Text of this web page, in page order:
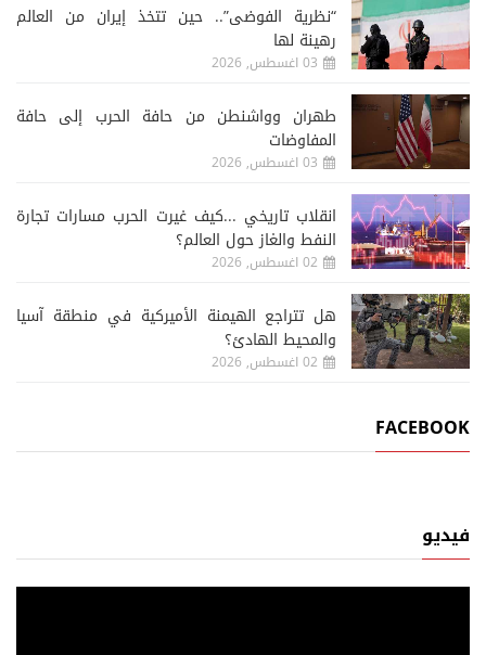
“نظرية الفوضى”.. حين تتخذ إيران من العالم
رهينة لها
03 اغسطس, 2026
طهران وواشنطن من حافة الحرب إلى حافة
المفاوضات
03 اغسطس, 2026
انقلاب تاريخي ...كيف غيرت الحرب مسارات تجارة
النفط والغاز حول العالم؟
02 اغسطس, 2026
هل تتراجع الهيمنة الأميركية في منطقة آسيا
والمحيط الهادئ؟
02 اغسطس, 2026
FACEBOOK
فيديو